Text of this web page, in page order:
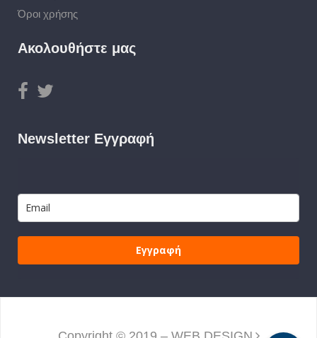
Όροι χρήσης
Ακολουθήστε μας
Newsletter Εγγραφή
Εγγραφή